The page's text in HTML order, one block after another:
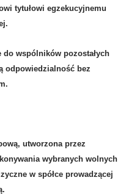
tytułowi egzekucyjnemu
do wspólników pozostałych
odpowiedzialność bez
utworzona przez
wybranych wolnych
w spółce prowadzącej